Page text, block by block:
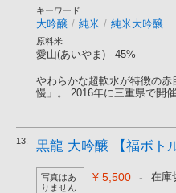
キーワード
大吟醸 / 純米 / 純米大吟醸
原料米
愛山(あいやま) - 45%
やわらかな超軟水が特徴の
慢」。 2016年に三重県で開
13. 黒龍 大吟醸 【福ボト
写真はあ
りません
¥ 5,500 - 在庫